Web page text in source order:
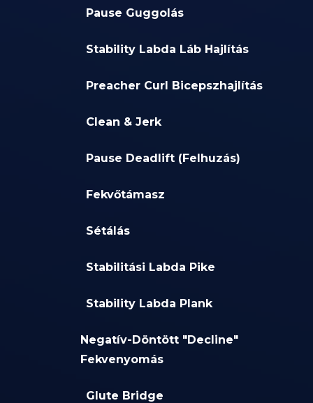
Pause Guggolás
Stability Labda Láb Hajlítás
Preacher Curl Bicepszhajlítás
Clean & Jerk
Pause Deadlift (Felhuzás)
Fekvőtámasz
Sétálás
Stabilitási Labda Pike
Stability Labda Plank
Negatív-Döntött "Decline"
Fekvenyomás
Glute Bridge